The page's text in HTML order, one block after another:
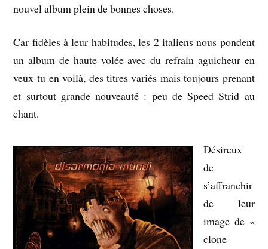
nouvel album plein de bonnes choses.
Car fidèles à leur habitudes, les 2 italiens nous pondent
un album de haute volée avec du refrain aguicheur en
veux-tu en voilà, des titres variés mais toujours prenant
et surtout grande nouveauté : peu de Speed Strid au
chant.
Désireux
de
s’affranchir
de leur
image de «
clone